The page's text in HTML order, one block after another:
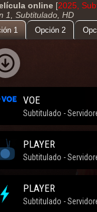
online [2025,
1, Subtitulado, HD
1 Opción 2